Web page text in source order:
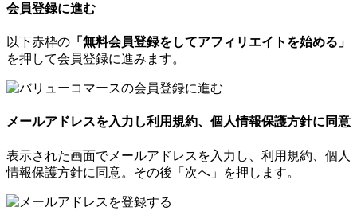
会員登録に進む
以下赤枠の 「無料会員登録をしてアフィリエイトを始める」
を押して会員登録に進みます。
メールアドレスを入力し利用規約、個人情報保護方針に同意
表示された画面でメールアドレスを入力し、利用規約、個人
情報保護方針に同意。その後「次へ」を押します。